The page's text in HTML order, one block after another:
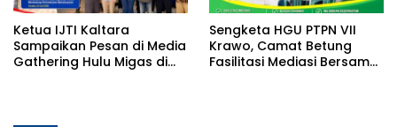
Ketua IJTI Kaltara
Sampaikan Pesan di Media
Gathering Hulu Migas di
Sengketa HGU PTPN VII
Krawo, Camat Betung
Fasilitasi Mediasi Bersama